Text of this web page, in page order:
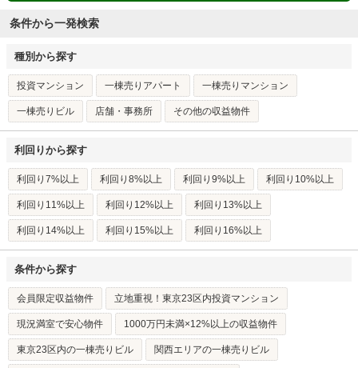
条件から一発検索
種別から探す
投資マンション 一棟売りアパート 一棟売りマンション
一棟売りビル 店舗・事務所 その他の収益物件
利回りから探す
利回り7%以上 利回り8%以上 利回り9%以上 利回り10%以上
利回り11%以上 利回り12%以上 利回り13%以上
利回り14%以上 利回り15%以上 利回り16%以上
条件から探す
会員限定収益物件 立地重視！東京23区内投資マンション
現況満室で安心物件 1000万円未満×12%以上の収益物件
東京23区内の一棟売りビル 関西エリアの一棟売りビル